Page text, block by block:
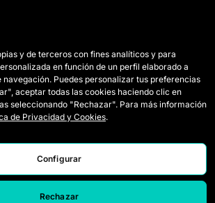
y de terceros con fines analíticos y para
en función de un perfil elaborado a
navegación. Puedes personalizar tus preferencias
aceptar todas las cookies haciendo clic en
seleccionando "Rechazar". Para más información
de Privacidad y Cookies.
Configurar
Rechazar